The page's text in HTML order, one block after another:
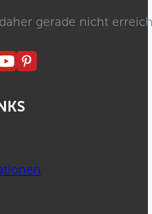
gerade nicht